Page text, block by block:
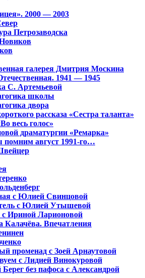
2000 — 2003
Петрозаводска
галерея Дмитрия Москина
1941 — 1945
С. Артемьевой
школы
двора
рассказа «Сестра таланта»
весь голос»
драматургии «Ремарка»
август 1991-го…
с Юлией Свинцовой
с Юлией Утышевой
Ириной Ларионовой
Калачёва. Впечатления
променад с Зоей Арнаутовой
с Лидией Винокуровой
без пафоса с Александрой